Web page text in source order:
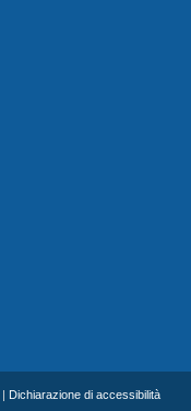
Dichiarazione di accessibilità